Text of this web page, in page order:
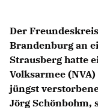
Der
Brandenburg an
Strausberg hatte
Volksarmee
jüngst
Jörg Schönbohm,